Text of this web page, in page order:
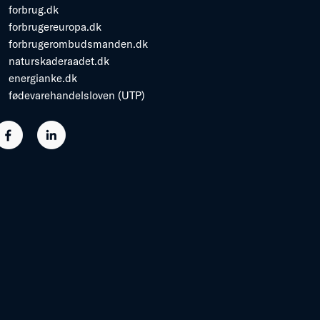
forbrug.dk
forbrugereuropa.dk
forbrugerombudsmanden.dk
naturskaderaadet.dk
energianke.dk
fødevarehandelsloven (UTP)